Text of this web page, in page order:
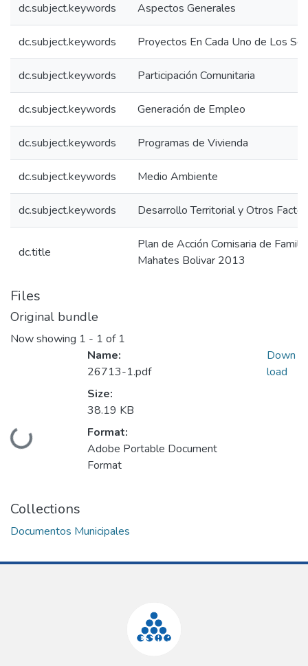
dc.subject.keywords Aspectos Generales
dc.subject.keywords Proyectos En Cada Uno de Los
dc.subject.keywords Participación Comunitaria
dc.subject.keywords Generación de Empleo
dc.subject.keywords Programas de Vivienda
dc.subject.keywords Medio Ambiente
dc.subject.keywords Desarrollo Territorial y Otros
dc.title
Plan de Acción Comisaria de
Mahates Bolivar 2013
Files
Original bundle
Now showing 1 - 1 of 1
Loading...
Name:
26713-1.pdf
Size:
38.19 KB
Format:
Adobe Portable Document
Format
Down
load
Collections
Documentos Municipales